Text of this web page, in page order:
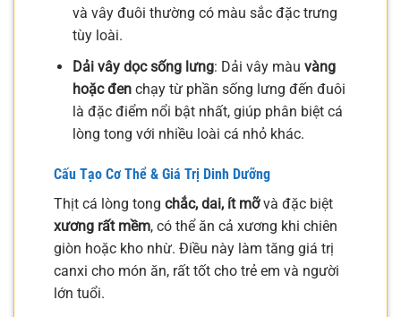
và vây đuôi thường có màu sắc đặc trưng
tùy loài.
Dải vây dọc sống lưng: Dải vây màu vàng
hoặc đenchạy từ phần sống lưng đến đuôi
là đặc điểm nổi bật nhất, giúp phân biệt cá
lòng tong với nhiều loài cá nhỏ khác.
Cấu Tạo Cơ Thể & Giá Trị Dinh Dưỡng
Thịt cá lòng tong chắc, dai, ít mỡvà đặc biệt
xương rất mềm, có thể ăn cả xương khi chiên
giòn hoặc kho nhừ. Điều này làm tăng giá trị
canxi cho món ăn, rất tốt cho trẻ em và người
lớn tuổi.